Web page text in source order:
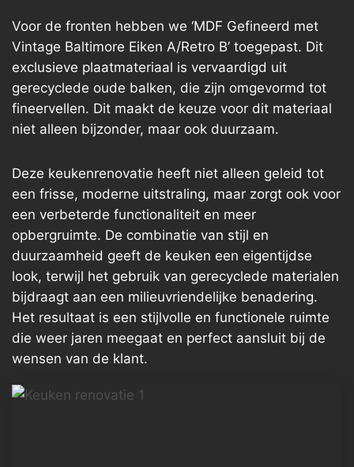
Voor de fronten hebben we ‘MDF Gefineerd met
Vintage Baltimore Eiken A/Retro B’ toegepast. Dit
exclusieve plaatmateriaal is vervaardigd uit
gerecyclede oude balken, die zijn omgevormd tot
fineervellen. Dit maakt de keuze voor dit materiaal
niet alleen bijzonder, maar ook duurzaam.
Deze keukenrenovatie heeft niet alleen geleid tot
een frisse, moderne uitstraling, maar zorgt ook voor
een verbeterde functionaliteit en meer
opbergruimte. De combinatie van stijl en
duurzaamheid geeft de keuken een eigentijdse
look, terwijl het gebruik van gerecyclede materialen
bijdraagt aan een milieuvriendelijke benadering.
Het resultaat is een stijlvolle en functionele ruimte
die weer jaren meegaat en perfect aansluit bij de
wensen van de klant.